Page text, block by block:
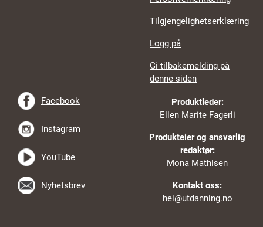
Tilgjengelighetserklæring
Logg på
Gi tilbakemelding på
denne siden
Produktleder:
Ellen Marite Fagerli
Produkteier og ansvarlig
redaktør:
Mona Mathisen
Kontakt oss:
hei@utdanning.no
Facebook
Instagram
YouTube
Nyhetsbrev